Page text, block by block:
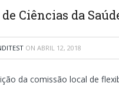
Ciências da
ON ABRIL 12, 2018
da comissão local de